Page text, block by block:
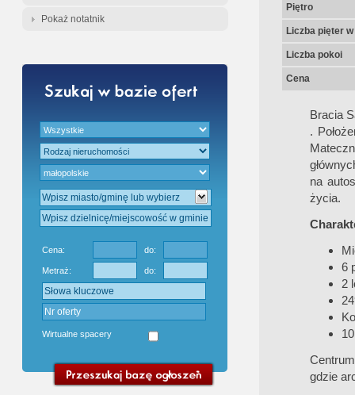
Pokaż notatnik
Cena: do:
Metraż: do:
Wirtualne spacery
Piętro
Liczba pięter
Liczba pokoi
Cena
Bracia
.
na
życia.
6
2
gdzie